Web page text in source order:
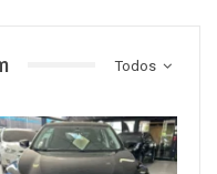
Todos
AUTOMOTIVO